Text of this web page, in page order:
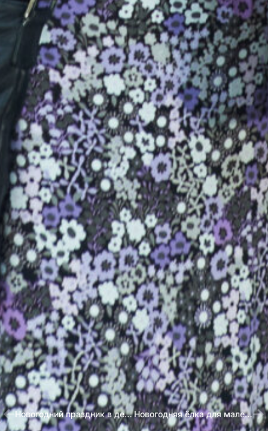
Новогодний праздник в детской галерее «Якиманка» Новогодняя ёлка для маленьких подопечных ресурсного центра «Ясенева поляна»